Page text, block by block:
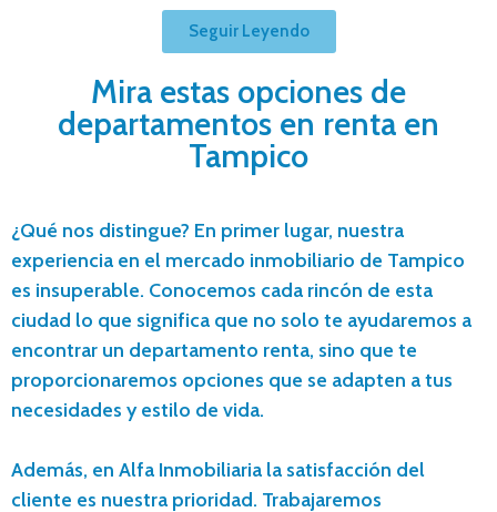
Seguir Leyendo
Mira estas opciones de
departamentos en renta en
Tampico
¿Qué nos distingue? En primer lugar, nuestra
experiencia en el mercado inmobiliario de Tampico
es insuperable. Conocemos cada rincón de esta
ciudad lo que significa que no solo te ayudaremos a
encontrar un departamento renta, sino que te
proporcionaremos opciones que se adapten a tus
necesidades y estilo de vida.
Además, en Alfa Inmobiliaria la satisfacción del
cliente es nuestra prioridad. Trabajaremos